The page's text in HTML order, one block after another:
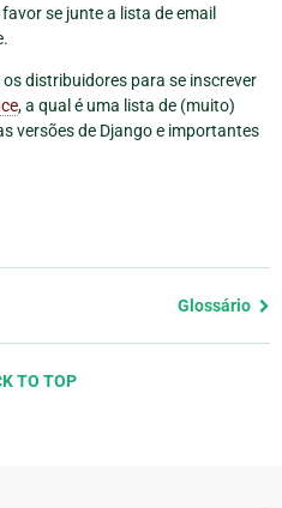
se junte a lista de email
distribuidores para se inscrever
, a qual é uma lista de (muito)
versões de Django e importantes
Glossário
TO TOP